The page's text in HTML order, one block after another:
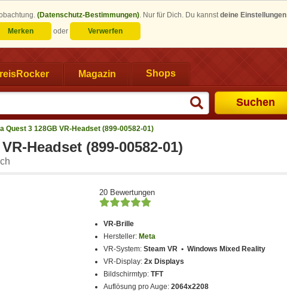
(Datenschutz-Bestimmungen). Nur für Dich. Du kannstdeine Einstellungen
Merken
oder Verwerfen
Magazin Shops
Suchen
Quest 3 128GB VR-Headset (899-00582-01)
Headset (899-00582-01)
20 Bewertungen
VR-Brille
Hersteller: Meta
VR-System:Steam VR • Windows Mixed Reality
VR-Display:2x Displays
Bildschirmtyp:TFT
Auflösung pro Auge:2064x2208